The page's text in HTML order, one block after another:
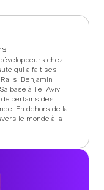
chez
qui a fait ses
Benjamin
base à Tel Aviv
certains des
En dehors de la
le monde à la